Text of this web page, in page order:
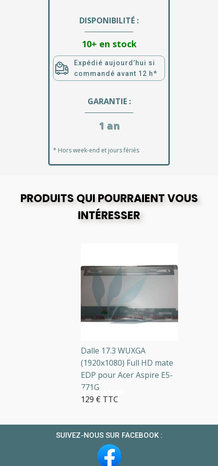
DISPONIBILITÉ :
10+ en stock
Expédié aujourd’hui si
commandé avant 12 h*
GARANTIE :
1 an
* Hors week-end et jours fériés
PRODUITS QUI POURRAIENT VOUS
INTÉRESSER
5+ en stock
Dalle 17.3 WUXGA
(1920x1080) Full HD mate
EDP pour Acer Aspire E5-
771G
129 € TTC
SUIVEZ-NOUS SUR FACEBOOK :